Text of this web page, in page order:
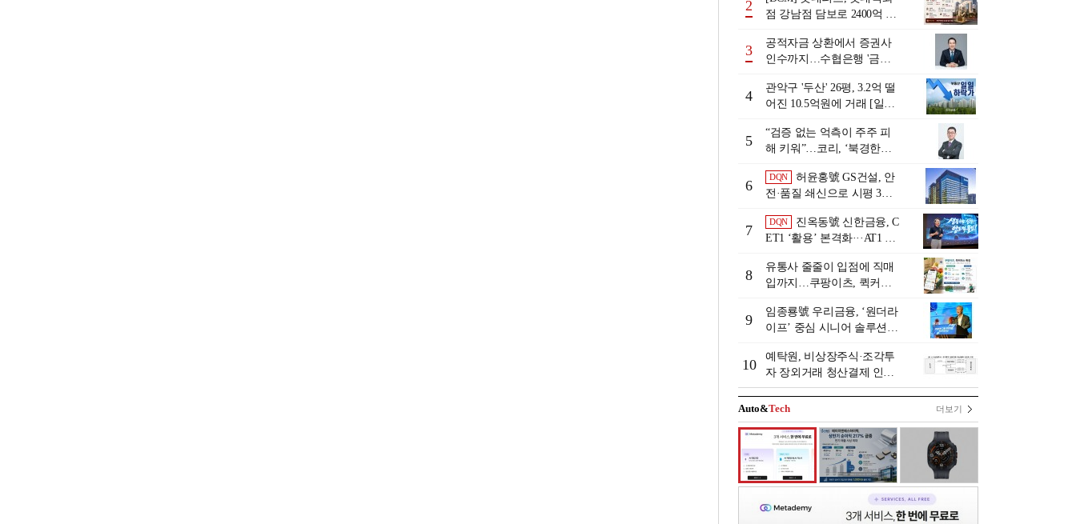
2
점 강남점 담보로 2400억 조
3
공적자금 상환에서 증권사
인수까지…수협은행 '금융
행 금융그룹의 꿈①]
4
관악구 '두산' 26평, 3.2억 떨
어진 10.5억원에 거래 [일일
5
“검증 없는 억측이 주주 피
해 키워”…코리, ‘북경한미
6
DQN
허윤홍號 GS건설, 안
전·품질 쇄신으로 시평 3위
7
DQN
진옥동號 신한금융, C
ET1 ‘활용’ 본격화···AT1 늘
view]
8
유통사 줄줄이 입점에 직매
입까지…쿠팡이츠, 퀵커머
9
임종룡號 우리금융, ‘원더라
이프’ 중심 시니어 솔루션
[금융 시니어 비즈니스 돋보
기]
10
예탁원, 비상장주식·조각투
자 장외거래 청산결제 인프
라 구축 착수
Auto&Tech 더보기